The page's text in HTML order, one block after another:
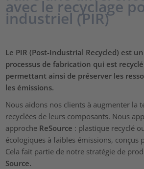
avec le recyclage
industriel (PIR)
Le PIR (Post-Industrial Recycled) est
processus de fabrication qui est
permettant ainsi de préserver les
les émissions.
Nous aidons nos clients à augmenter la
recyclées de leurs composants. Nous
approche ReSource : plastique recyclé
écologiques à faibles émissions, conçus
Cela fait partie de notre stratégie de
Source.